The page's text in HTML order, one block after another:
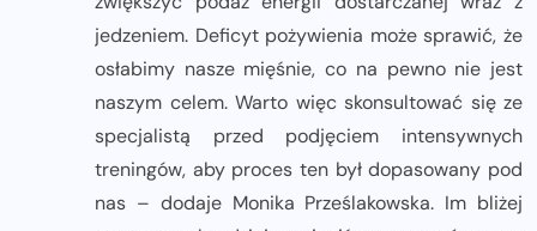
jedzeniem. Deficyt pożywienia może sprawić, że
osłabimy nasze mięśnie, co na pewno nie jest
naszym celem. Warto więc skonsultować się ze
specjalistą przed podjęciem intensywnych
treningów, aby proces ten był dopasowany pod
nas – dodaje Monika Prześlakowska. Im bliżej